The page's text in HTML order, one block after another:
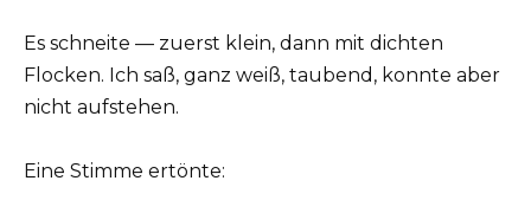
Es schneite — zuerst klein, dann mit dichten
Flocken. Ich saß, ganz weiß, taubend, konnte aber
nicht aufstehen.
Eine Stimme ertönte: